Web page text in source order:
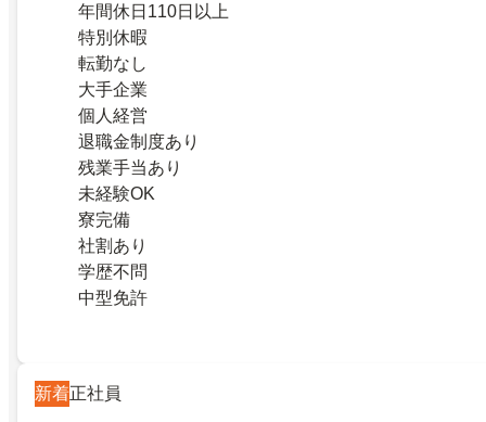
年間休日110日以上
特別休暇
転勤なし
大手企業
個人経営
退職金制度あり
残業手当あり
未経験OK
寮完備
社割あり
学歴不問
中型免許
新着正社員